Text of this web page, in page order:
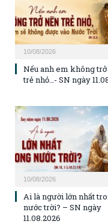
10/08/2026
Nếu anh em không
trẻ nhỏ…- SN ngày
10/08/2026
Ai là người lớn nhất
nước trời? – SN ngày
11.08.2026